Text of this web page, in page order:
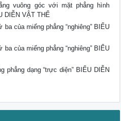
vuông góc với mặt phẳng hình
DIỄN VẬT THỂ
của miếng phẳng “nghiêng” BIỂU
của miếng phẳng “nghiêng” BIỂU
phẳng dạng “trực diện” BIỂU DIỄN